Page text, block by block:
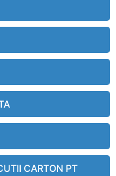
CARTON PT